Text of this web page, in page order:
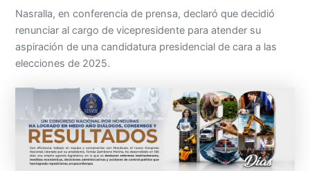
Nasralla, en conferencia de prensa, declaró que decidió
renunciar al cargo de vicepresidente para atender su
aspiración de una candidatura presidencial de cara a las
elecciones de 2025.